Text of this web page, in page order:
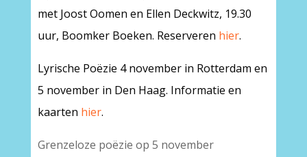
met Joost Oomen en Ellen Deckwitz, 19.30
uur, Boomker Boeken. Reserveren hier.
Lyrische Poëzie 4 november in Rotterdam en
5 november in Den Haag. Informatie en
kaarten hier.
Grenzeloze poëzie op 5 november